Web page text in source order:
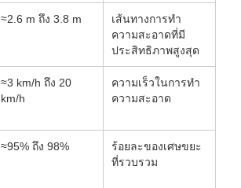
≈2.6 m ถึง 3.8 m
เส้นทางการทํา
ความสะอาดที่มี
ประสิทธิภาพสูงสุด
≈3 km/h ถึง 20
km/h
ความเร็วในการทํา
ความสะอาด
≈95% ถึง 98%
ร้อยละของเศษขยะ
ที่รวบรวม